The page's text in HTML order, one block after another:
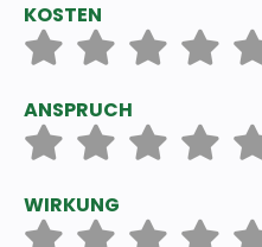
KOSTEN
ANSPRUCH
WIRKUNG